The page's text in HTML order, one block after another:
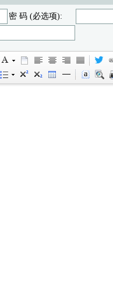
密 码 (必选项):